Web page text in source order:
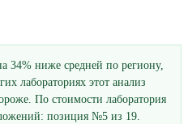
34% ниже средней по региону,
лабораториях этот анализ
По стоимости лаборатория
позиция №5 из 19.